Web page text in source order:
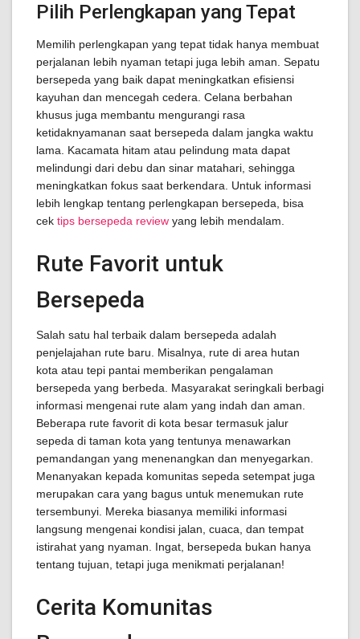
Pilih Perlengkapan yang Tepat
Memilih perlengkapan yang tepat tidak hanya membuat
perjalanan lebih nyaman tetapi juga lebih aman. Sepatu
bersepeda yang baik dapat meningkatkan efisiensi
kayuhan dan mencegah cedera. Celana berbahan
khusus juga membantu mengurangi rasa
ketidaknyamanan saat bersepeda dalam jangka waktu
lama. Kacamata hitam atau pelindung mata dapat
melindungi dari debu dan sinar matahari, sehingga
meningkatkan fokus saat berkendara. Untuk informasi
lebih lengkap tentang perlengkapan bersepeda, bisa
cek tips bersepeda review yang lebih mendalam.
Rute Favorit untuk
Bersepeda
Salah satu hal terbaik dalam bersepeda adalah
penjelajahan rute baru. Misalnya, rute di area hutan
kota atau tepi pantai memberikan pengalaman
bersepeda yang berbeda. Masyarakat seringkali berbagi
informasi mengenai rute alam yang indah dan aman.
Beberapa rute favorit di kota besar termasuk jalur
sepeda di taman kota yang tentunya menawarkan
pemandangan yang menenangkan dan menyegarkan.
Menanyakan kepada komunitas sepeda setempat juga
merupakan cara yang bagus untuk menemukan rute
tersembunyi. Mereka biasanya memiliki informasi
langsung mengenai kondisi jalan, cuaca, dan tempat
istirahat yang nyaman. Ingat, bersepeda bukan hanya
tentang tujuan, tetapi juga menikmati perjalanan!
Cerita Komunitas